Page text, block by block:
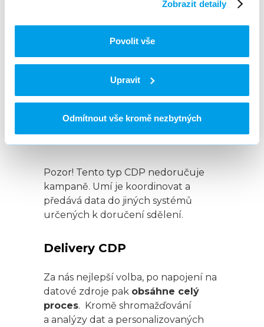
Zobrazit detaily
Povolit vše
Upravit
Odmítnout vše kromě nezbytných
Řízení outbound
marketingových kampaní
Orchestrace zákaznických
Pozor! Tento typ CDP nedoručuje
kampaně. Umí je koordinovat a
předává data do jiných systémů
určených k doručení sdělení.
Delivery CDP
Za nás nejlepší volba, po napojení na
datové zdroje pak obsáhne celý
proces. Kromě shromažďování
a analýzy dat a personalizovaných